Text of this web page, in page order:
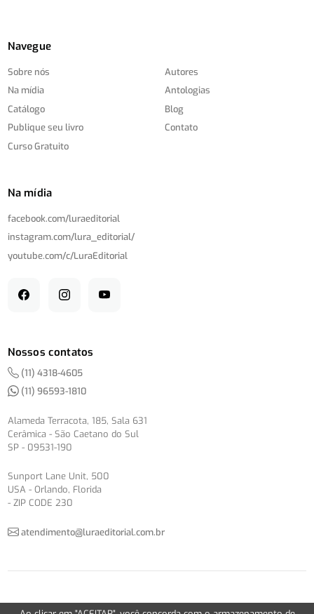
Navegue
Sobre nós
Na mídia
Catálogo
Publique seu livro
Curso Gratuito
Autores
Antologias
Blog
Contato
Na mídia
facebook.com/luraeditorial
instagram.com/lura_editorial/
youtube.com/c/LuraEditorial
Nossos contatos
(11) 4318-4605
(11) 96593-1810
Alameda Terracota, 185, Sala 631
Cerâmica - São Caetano do Sul
SP - 09531-190
Sunport Lane Unit, 500
USA - Orlando, Florida
- ZIP CODE 230
atendimento@luraeditorial.com.br
© Copyright 2012-2026 -Política de Privacidade